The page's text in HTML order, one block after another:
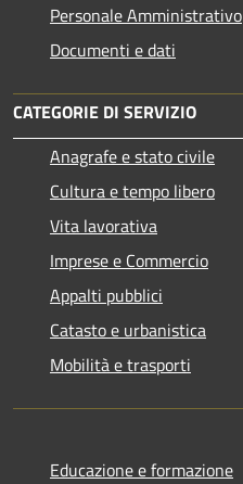
Personale Amministrativo
Documenti e dati
CATEGORIE DI SERVIZIO
Anagrafe e stato civile
Cultura e tempo libero
Vita lavorativa
Imprese e Commercio
Appalti pubblici
Catasto e urbanistica
Mobilità e trasporti
Educazione e formazione